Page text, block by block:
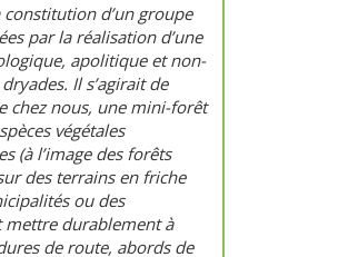
d’un groupe
par la réalisation d’une
apolitique et non-
Il s’agirait de
chez nous, une mini-forêt
végétales
(à l’image des forêts
des terrains en friche
ou des
durablement à
de route, abords de